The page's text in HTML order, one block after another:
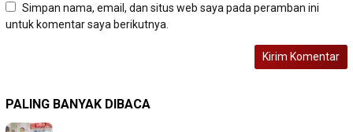
Simpan nama, email, dan situs web saya pada peramban ini
untuk komentar saya berikutnya.
PALING BANYAK DIBACA